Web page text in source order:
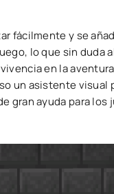
fácilmente y se
lo que sin duda
en la
un asistente visual
gran ayuda para los